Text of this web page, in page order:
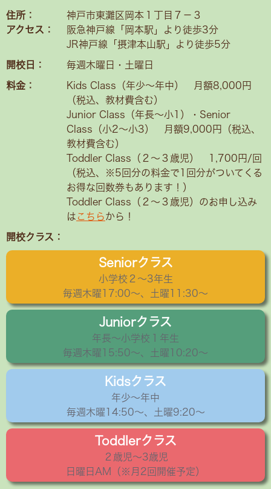
住所：
アクセス：
神戸市東灘区岡本１丁目７－３
阪急神戸線「岡本駅」より徒歩3分
JR神戸線「摂津本山駅」より徒歩5分
開校日： 毎週木曜日・土曜日
料金：
Kids Class（年少〜年中） 月額8,000円
（税込、教材費含む）
Junior Class（年長～小1）・Senior
Class（小2〜小3） 月額9,000円（税込、
教材費含む）
Toddler Class（２〜３歳児） 1,700円/回
（税込、※5回分の料金で1回分がついてくる
お得な回数券もあります！）
Toddler Class（２〜３歳児）のお申し込み
は こちらから！
開校クラス：
Seniorクラス
小学校２〜3年生
毎週木曜17:00～、土曜11:30～
Juniorクラス
年長〜小学校１年生
毎週木曜15:50〜、土曜10:20～
Kidsクラス
年少〜年中
毎週木曜14:50〜、土曜9:20～
Toddlerクラス
２歳児〜3歳児
日曜日AM（※月2回開催予定）